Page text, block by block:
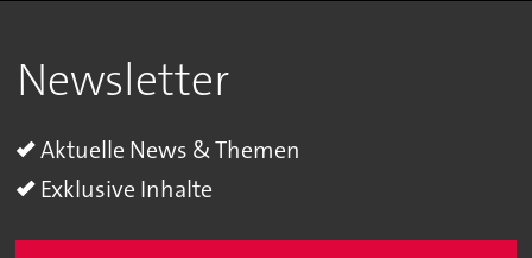
Newsletter
Aktuelle News & Themen
Exklusive Inhalte